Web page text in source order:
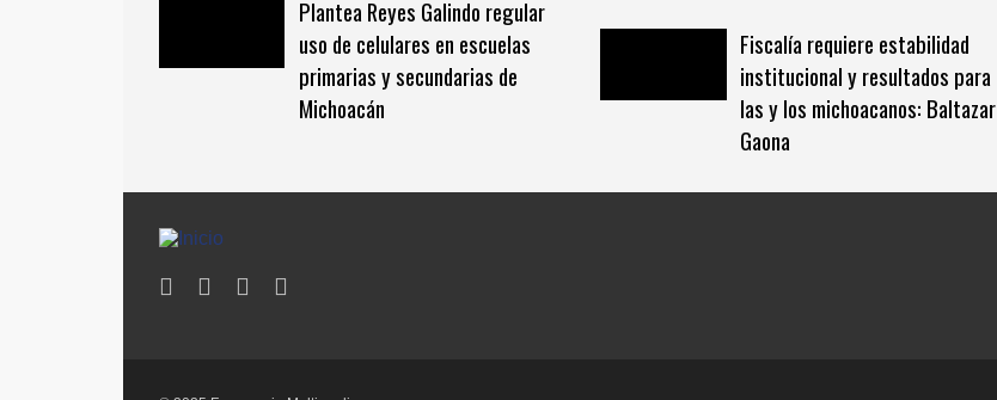
Plantea Reyes Galindo regular
uso de celulares en escuelas
primarias y secundarias de
Michoacán
Fiscalía requiere estabilidad
institucional y resultados para
las y los michoacanos: Baltazar
Gaona